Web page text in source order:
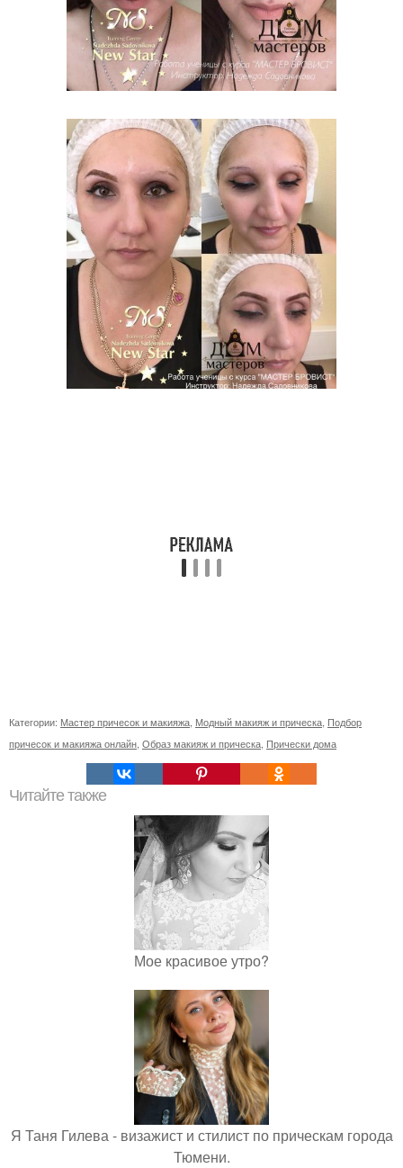
Категории: Мастер причесок и макияжа Модный макияж и прическа Подбор
причесок и макияжа онлайн Образ макияж и прическа Прически дома
Читайте также
Мое красивое утро?
Я Таня Гилева - визажист и стилист по прическам города
Тюмени.